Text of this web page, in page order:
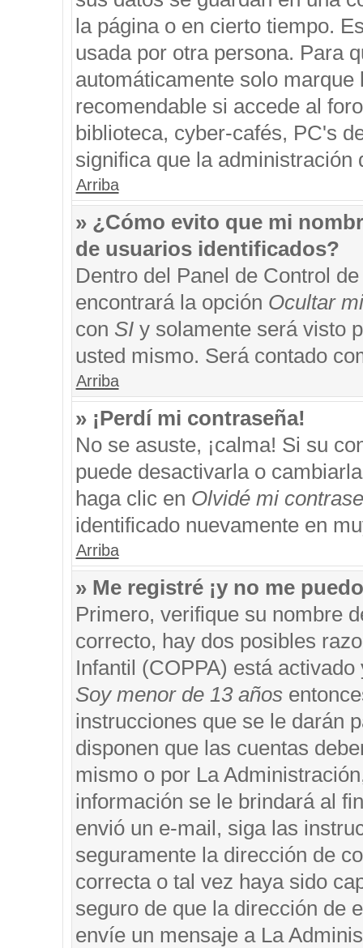
la página o en cierto tiempo.
usada por otra persona. Para
automáticamente solo
recomendable si accede al
biblioteca, cyber-cafés, PC's
significa que la administración
Arriba
» ¿Cómo evito que mi
de usuarios identificados?
Dentro del Panel de Control
encontrará la opción Ocultar
con SIy solamente será visto
usted mismo. Será contado
Arriba
» ¡Perdí mi contraseña!
No se asuste, ¡calma! Si su
puede desactivarla o
haga clic en Olvidé mi
identificado nuevamente en
Arriba
» Me registré ¡y no me
Primero, verifique su nombre
correcto, hay dos posibles
Infantil (COPPA) está
Soy menor de 13 años
instrucciones que se le darán
disponen que las cuentas
mismo o por La
información se le brindará al
envió un e-mail, siga las
seguramente la dirección de
correcta o tal vez haya sido
seguro de que la dirección de
envíe un mensaje a La